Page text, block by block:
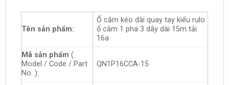
Tên sản phẩm:
Ổ cắm kéo dài quay tay kiểu rulo
ổ cắm 1 pha 3 dây dài 15m tải
16a
Mã sản phẩm (
Model / Code / Part
No. ):
QN1P16CCA-15